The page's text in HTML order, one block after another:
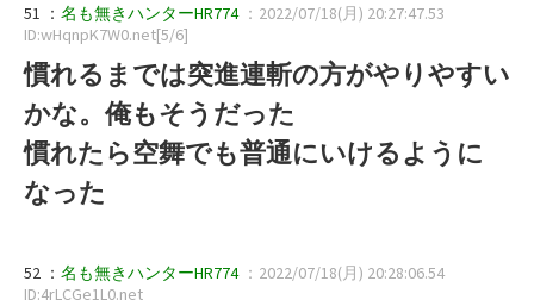
51 ： 名も無きハンターHR774 ：2022/07/18(月) 20:27:47.53
ID:wHqnpK7W0.net[5/6]
慣れるまでは突進連斬の方がやりやすい
かな。俺もそうだった
慣れたら空舞でも普通にいけるように
なった
52 ： 名も無きハンターHR774 ：2022/07/18(月) 20:28:06.54
ID:4rLCGe1L0.net